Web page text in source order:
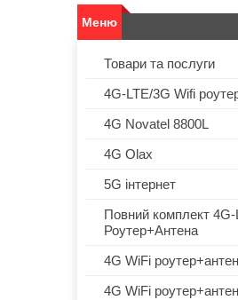
Товари та послуги
4G-LTE/3G Wifi
4G Novatel 8800L
4G Olax
5G інтернет
Повний комплект 4G-
Роутер+Антена
4G WiFi
4G WiFi